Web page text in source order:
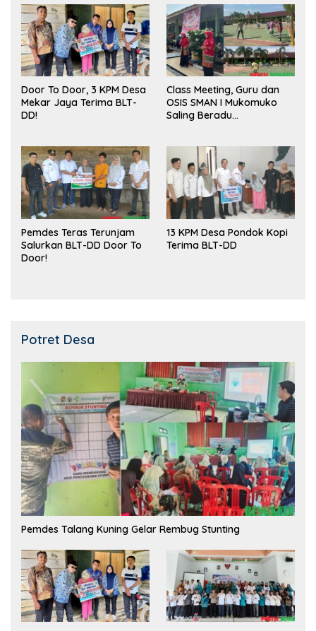
Door To Door, 3 KPM Desa
Mekar Jaya Terima BLT-
DD!
Class Meeting, Guru dan
OSIS SMAN I Mukomuko
Saling Beradu
Pemdes Teras Terunjam
Salurkan BLT-DD Door To
Door!
13 KPM Desa Pondok Kopi
Terima BLT-DD
Potret Desa
Pemdes Talang Kuning Gelar Rembug Stunting